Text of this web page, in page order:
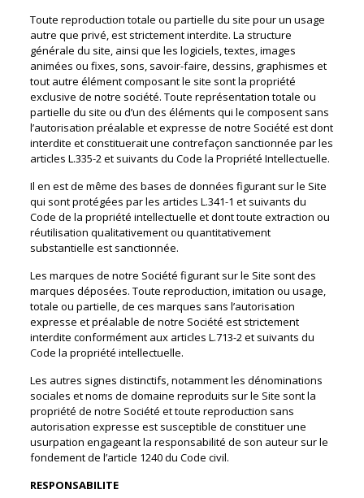
Toute reproduction totale ou partielle du site pour un usage
autre que privé, est strictement interdite. La structure
générale du site, ainsi que les logiciels, textes, images
animées ou fixes, sons, savoir-faire, dessins, graphismes et
tout autre élément composant le site sont la propriété
exclusive de notre société. Toute représentation totale ou
partielle du site ou d’un des éléments qui le composent sans
l’autorisation préalable et expresse de notre Société est dont
interdite et constituerait une contrefaçon sanctionnée par les
articles L.335-2 et suivants du Code la Propriété Intellectuelle.
Il en est de même des bases de données figurant sur le Site
qui sont protégées par les articles L.341-1 et suivants du
Code de la propriété intellectuelle et dont toute extraction ou
réutilisation qualitativement ou quantitativement
substantielle est sanctionnée.
Les marques de notre Société figurant sur le Site sont des
marques déposées. Toute reproduction, imitation ou usage,
totale ou partielle, de ces marques sans l’autorisation
expresse et préalable de notre Société est strictement
interdite conformément aux articles L.713-2 et suivants du
Code la propriété intellectuelle.
Les autres signes distinctifs, notamment les dénominations
sociales et noms de domaine reproduits sur le Site sont la
propriété de notre Société et toute reproduction sans
autorisation expresse est susceptible de constituer une
usurpation engageant la responsabilité de son auteur sur le
fondement de l’article 1240 du Code civil.
RESPONSABILITE